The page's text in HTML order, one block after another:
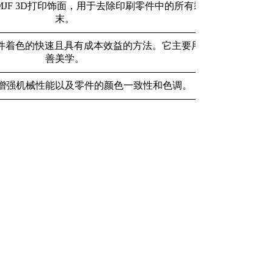
3D打印饰面，用于去除印刷零件中的所有剩余粉
末。
着色的快速且具有成本效益的方法。它主要用于改
善美学。
强机械性能以及零件的​​颜色一致性和色调。